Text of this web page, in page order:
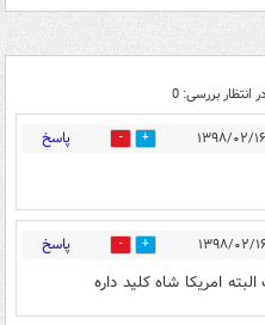
در انتظار بررسی: 0
1 پاسخ
0 پاسخ
امریکا شاه کلید داره